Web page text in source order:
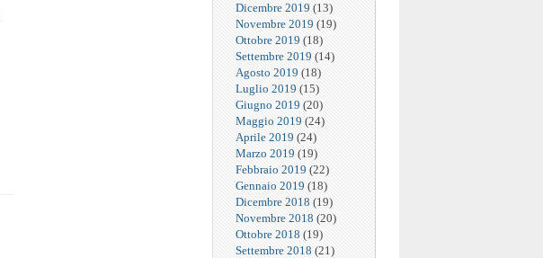
Dicembre 2019 (13)
Novembre 2019 (19)
Ottobre 2019 (18)
Settembre 2019 (14)
Agosto 2019 (18)
Luglio 2019 (15)
Giugno 2019 (20)
Maggio 2019 (24)
Aprile 2019 (24)
Marzo 2019 (19)
Febbraio 2019 (22)
Gennaio 2019 (18)
Dicembre 2018 (19)
Novembre 2018 (20)
Ottobre 2018 (19)
Settembre 2018 (21)